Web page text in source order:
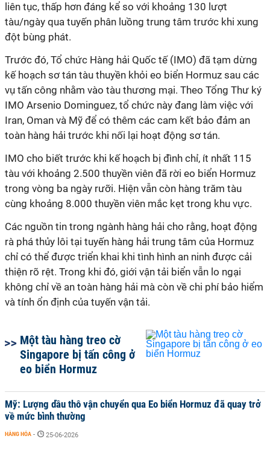
liên tục, thấp hơn đáng kể so với khoảng 130 lượt
tàu/ngày qua tuyến phân luồng trung tâm trước khi xung
đột bùng phát.
Trước đó, Tổ chức Hàng hải Quốc tế (IMO) đã tạm dừng
kế hoạch sơ tán tàu thuyền khỏi eo biển Hormuz sau các
vụ tấn công nhằm vào tàu thương mại. Theo Tổng Thư ký
IMO Arsenio Dominguez, tổ chức này đang làm việc với
Iran, Oman và Mỹ để có thêm các cam kết bảo đảm an
toàn hàng hải trước khi nối lại hoạt động sơ tán.
IMO cho biết trước khi kế hoạch bị đình chỉ, ít nhất 115
tàu với khoảng 2.500 thuyền viên đã rời eo biển Hormuz
trong vòng ba ngày rưỡi. Hiện vẫn còn hàng trăm tàu
cùng khoảng 8.000 thuyền viên mắc kẹt trong khu vực.
Các nguồn tin trong ngành hàng hải cho rằng, hoạt động
rà phá thủy lôi tại tuyến hàng hải trung tâm của Hormuz
chỉ có thể được triển khai khi tình hình an ninh được cải
thiện rõ rệt. Trong khi đó, giới vận tải biển vẫn lo ngại
không chỉ về an toàn hàng hải mà còn về chi phí bảo hiểm
và tính ổn định của tuyến vận tải.
Một tàu hàng treo cờ
Singapore bị tấn công ở
eo biển Hormuz
Mỹ: Lượng dầu thô vận chuyển qua Eo biển Hormuz đã quay trở
về mức bình thường
HÀNG HÓA - 25-06-2026